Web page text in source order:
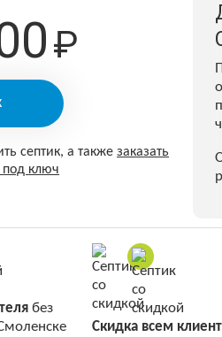
₽
септик, а такжезаказать
под ключ
без
Скидка всем